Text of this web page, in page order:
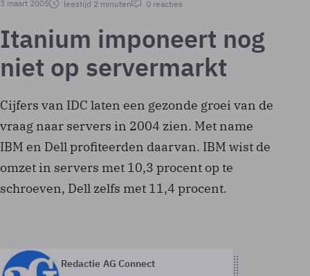
3 maart 2005
leestijd 2 minuten 0 reacties
Itanium imponeert nog
niet op servermarkt
Cijfers van IDC laten een gezonde groei van de
vraag naar servers in 2004 zien. Met name
IBM en Dell profiteerden daarvan. IBM wist de
omzet in servers met 10,3 procent op te
schroeven, Dell zelfs met 11,4 procent.
Redactie AG Connect